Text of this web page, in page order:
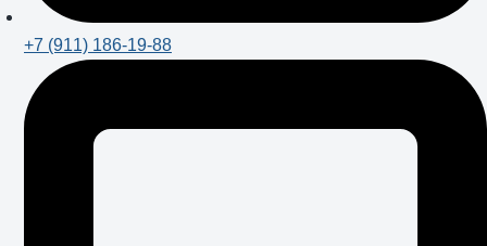
+7 (911) 186-19-88